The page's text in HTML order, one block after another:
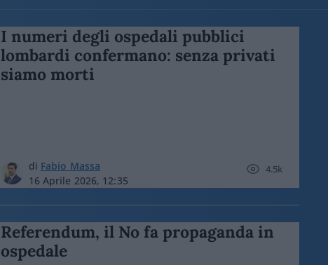
I numeri degli ospedali pubblici
lombardi confermano: senza privati
siamo morti
di Fabio Massa
16 Aprile 2026, 12:35
4.5k
Referendum, il No fa propaganda in
ospedale